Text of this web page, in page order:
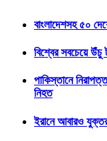
বাংলাদেশসহ ৫০
বিশ্বের সবচেয়ে উঁচু
পাকিস্তানে
নিহত
ইরানে আবারও